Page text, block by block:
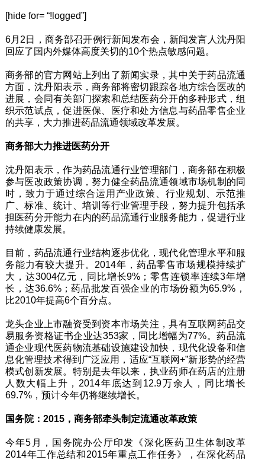
[hide for= “!logged”]
6月2日，商务部召开例行新闻发布会，新闻发言人沈丹阳
回应了国内外媒体高度关切的10个热点敏感问题。
商务部的官方网站上列出了新闻实录，其中关于药品流通
方面，沈丹阳表示，商务部将密切跟踪各地方综合医改的
进展，会同有关部门探索和总结医药分开的多种形式，组
织示范试点，促进医保、医疗和处方信息与药品零售企业
的共享，大力推进药品流通领域改革发展。
商务部大力推进医药分开
沈丹阳表示，作为药品流通行业管理部门，商务部在积极
参与医改政策协调，努力健全药品流通领域市场机制的同
时，致力于通过综合运用产业政策、行业规划、示范推
广、标准、统计、培训等行业管理手段，努力提升包括承
担医药分开能力在内的药品流通行业服务能力，促进行业
持续健康发展。
目前，药品流通行业结构逐步优化，现代化管理水平和服
务能力有较大提升。2014年，药品零售市场规模持续扩
大，达3004亿元，同比增长9%；零售连锁率连续3年增
长，达36.6%；药品批发百强企业的市场份额为65.9%，
比2010年提高6个百分点。
龙头企业上市融资受到资本市场关注，具有互联网药品交
易服务资格证书企业达353家，同比增幅为77%。药品流
通企业现代医药物流基础设施建设加快，现代化设备和信
息化管理技术得到广泛应用，适应“互联网+”新形势的经营
模式创新发展。特别是去年以来，执业药师在药店的注册
人数大幅上升，2014年底达到12.9万余人，同比增长
69.7%，预计今年仍将继续增长。
国务院：2015，商务部牵头制定流通改革政策
今年5月，国务院办公厅印发《深化医药卫生体制改革
2014年工作总结和2015年重点工作任务》，在深化药品